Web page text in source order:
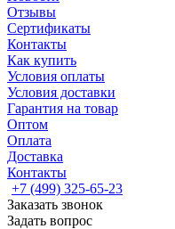
Отзывы
Сертификаты
Контакты
Как купить
Условия оплаты
Условия доставки
Гарантия на товар
Оптом
Оплата
Доставка
Контакты
+7 (499) 325-65-23
Заказать звонок
Задать вопрос